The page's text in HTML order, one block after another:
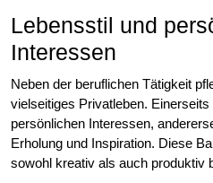
Lebensstil und
Interessen
Neben der beruflichen Tätigkeit
vielseitiges Privatleben.
persönlichen Interessen,
Erholung und Inspiration. Diese
sowohl kreativ als auch produktiv